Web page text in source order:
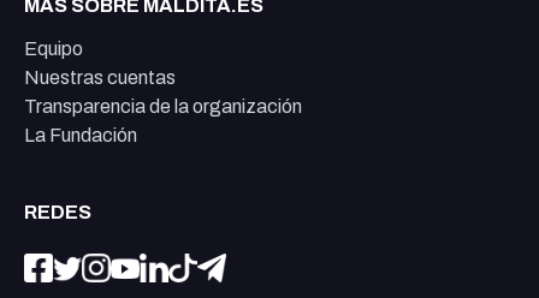
MÁS SOBRE MALDITA.ES
Equipo
Nuestras cuentas
Transparencia de la organización
La Fundación
REDES